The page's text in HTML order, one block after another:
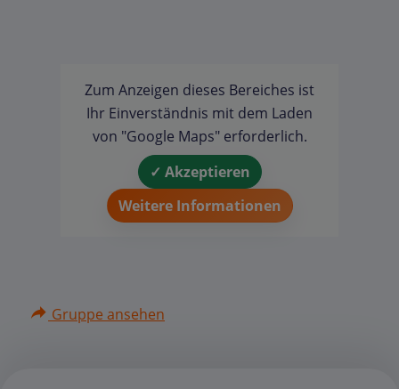
Zum Anzeigen dieses Bereiches ist
Ihr Einverständnis mit dem Laden
von "Google Maps" erforderlich.
✓ Akzeptieren
Weitere Informationen
Gruppe ansehen